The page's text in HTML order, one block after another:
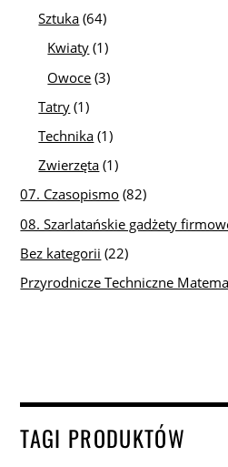
Sztuka (64)
Kwiaty (1)
Owoce (3)
Tatry (1)
Technika (1)
Zwierzęta (1)
07. Czasopismo (82)
08. Szarlatańskie gadżety
Bez kategorii (22)
Przyrodnicze Techniczne
TAGI PRODUKTÓW